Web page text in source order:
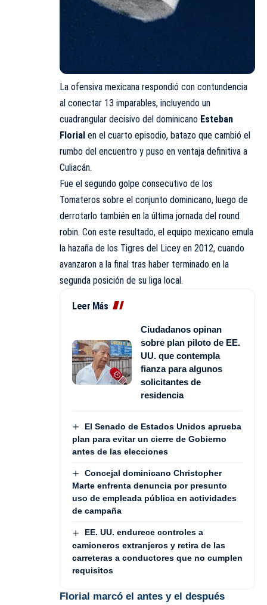
La ofensiva mexicana respondió con contundencia
al conectar 13 imparables, incluyendo un
cuadrangular decisivo del dominicano Esteban
Florial en el cuarto episodio, batazo que cambió el
rumbo del encuentro y puso en ventaja definitiva a
Culiacán.
Fue el segundo golpe consecutivo de los
Tomateros sobre el conjunto dominicano, luego de
derrotarlo también en la última jornada del round
robin. Con este resultado, el equipo mexicano emula
la hazaña de los Tigres del Licey en 2012, cuando
avanzaron a la final tras haber terminado en la
segunda posición de su liga local.
Leer Más
Ciudadanos opinan
sobre plan piloto de EE.
UU. que contempla
fianza para algunos
solicitantes de
residencia
El Senado de Estados Unidos aprueba
plan para evitar un cierre de Gobierno
antes de las elecciones
Concejal dominicano Christopher
Marte enfrenta denuncia por presunto
uso de empleada pública en actividades
de campaña
EE. UU. endurece controles a
camioneros extranjeros y retira de las
carreteras a conductores que no cumplen
requisitos
Florial marcó el antes y el después